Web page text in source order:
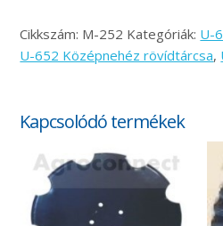
Cikkszám: M-252 Kategóriák: U-
U-652 Középnehéz rövídtárcsa,
Kapcsolódó termékek